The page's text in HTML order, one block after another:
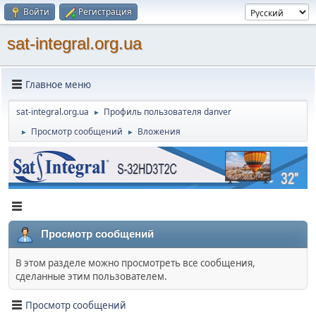
Войти Регистрация
sat-integral.org.ua
Главное меню
sat-integral.org.ua ► Профиль пользователя danver
► Просмотр сообщений ► Вложения
Просмотр сообщений
В этом разделе можно просмотреть все сообщения,
сделанные этим пользователем.
Просмотр сообщений